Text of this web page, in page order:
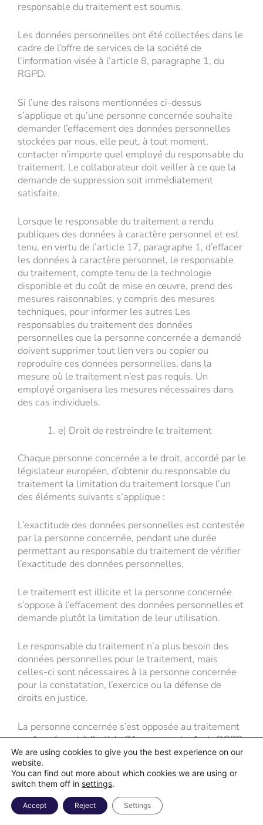
responsable du traitement est soumis.
Les données personnelles ont été collectées dans le
cadre de l’offre de services de la société de
l’information visée à l’article 8, paragraphe 1, du
RGPD.
Si l’une des raisons mentionnées ci-dessus
s’applique et qu’une personne concernée souhaite
demander l’effacement des données personnelles
stockées par nous, elle peut, à tout moment,
contacter n’importe quel employé du responsable du
traitement. Le collaborateur doit veiller à ce que la
demande de suppression soit immédiatement
satisfaite.
Lorsque le responsable du traitement a rendu
publiques des données à caractère personnel et est
tenu, en vertu de l’article 17, paragraphe 1, d’effacer
les données à caractère personnel, le responsable
du traitement, compte tenu de la technologie
disponible et du coût de mise en œuvre, prend des
mesures raisonnables, y compris des mesures
techniques, pour informer les autres Les
responsables du traitement des données
personnelles que la personne concernée a demandé
doivent supprimer tout lien vers ou copier ou
reproduire ces données personnelles, dans la
mesure où le traitement n’est pas requis. Un
employé organisera les mesures nécessaires dans
des cas individuels.
e) Droit de restreindre le traitement
Chaque personne concernée a le droit, accordé par le
législateur européen, d’obtenir du responsable du
traitement la limitation du traitement lorsque l’un
des éléments suivants s’applique :
L’exactitude des données personnelles est contestée
par la personne concernée, pendant une durée
permettant au responsable du traitement de vérifier
l’exactitude des données personnelles.
Le traitement est illicite et la personne concernée
s’oppose à l’effacement des données personnelles et
demande plutôt la limitation de leur utilisation.
Le responsable du traitement n’a plus besoin des
données personnelles pour le traitement, mais
celles-ci sont nécessaires à la personne concernée
pour la constatation, l’exercice ou la défense de
droits en justice.
La personne concernée s’est opposée au traitement
conformément à l’article 21, paragraphe 1, du RGPD,
dans l’attente de vérifier si les motifs légitimes du
responsable du traitement prévalent sur ceux de la
personne concernée.
Si l’une des conditions susmentionnées est remplie
We are using cookies to give you the best experience on our
website.
You can find out more about which cookies we are using or
switch them off in settings.
Accept Reject Settings